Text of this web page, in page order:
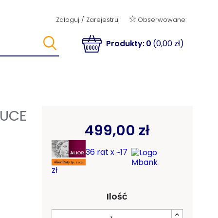
Zaloguj / Zarejestruj Obserwowane
Produkty:0 (0,00 zł)
499,00 zł
36 rat x ~17
zł
Ilość